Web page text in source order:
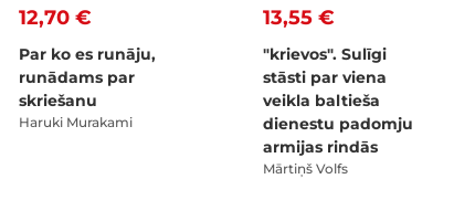
12,70 €
Par ko es runāju,
runādams par
skriešanu
Haruki Murakami
13,55 €
"krievos". Sulīgi
stāsti par viena
veikla baltieša
dienestu padomju
armijas rindās
Mārtiņš Volfs